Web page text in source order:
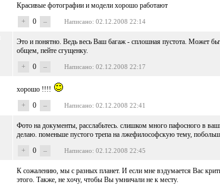
Красивые фотографии и модели хорошо работают
+
0 – Написано: 02.12.2008 22:14
Это и понятно. Ведь весь Ваш багаж - сплошная пустота. Может
общем, пейте сгущенку.
+
0 – Написано: 02.12.2008 22:17
хорошо !!!!
+
0 – Написано: 02.12.2008 22:41
Фото на документы, расслабьтесь. слишком много пафосного в
делаю. поменьше пустого трепа на лжефилософскую тему,
+
0 – Написано: 02.12.2008 22:45
К сожалению, мы с разных планет. И если мне вздумается Вас
этого. Также, не хочу, чтобы Вы умничали не к месту.